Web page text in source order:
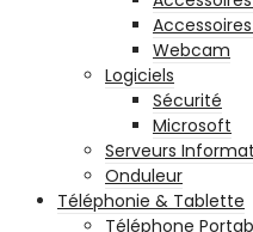
Webcam
Logiciels
Sécurité
Microsoft
Serveurs
Onduleur
Téléphonie & Tablette
Téléphone